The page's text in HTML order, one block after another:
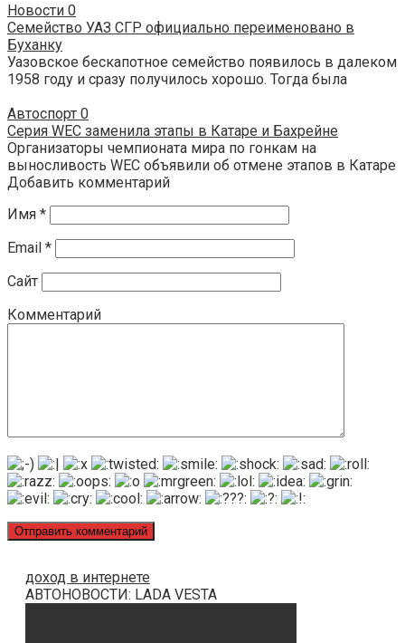
Новости 0
Семейство УАЗ СГР официально переименовано в
Буханку
Уазовское бескапотное семейство появилось в далеком
1958 году и сразу получилось хорошо. Тогда была
Автоспорт 0
Серия WEC заменила этапы в Катаре и Бахрейне
Организаторы чемпионата мира по гонкам на
выносливость WEC объявили об отмене этапов в Катаре
Добавить комментарий
Имя *
Email *
Сайт
Комментарий
доход в интернете
АВТОНОВОСТИ: LADA VESTA